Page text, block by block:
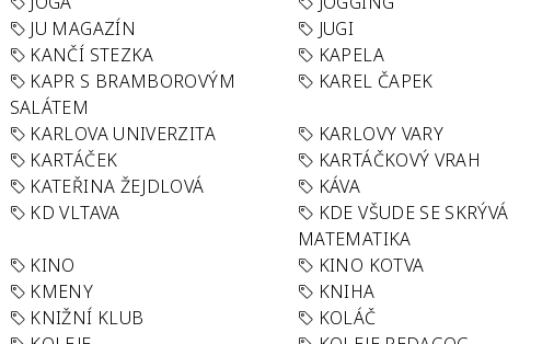
JU MAGAZÍN JUGI
KANČÍ STEZKA KAPELA
KAPR S BRAMBOROVÝM
SALÁTEM
KAREL ČAPEK
KARLOVA UNIVERZITA KARLOVY VARY
KARTÁČEK KARTÁČKOVÝ VRAH
KATEŘINA ŽEJDLOVÁ KÁVA
KD VLTAVA
KDE VŠUDE SE SKRÝVÁ
MATEMATIKA
KINO KINO KOTVA
KMENY KNIHA
KNIŽNÍ KLUB KOLÁČ